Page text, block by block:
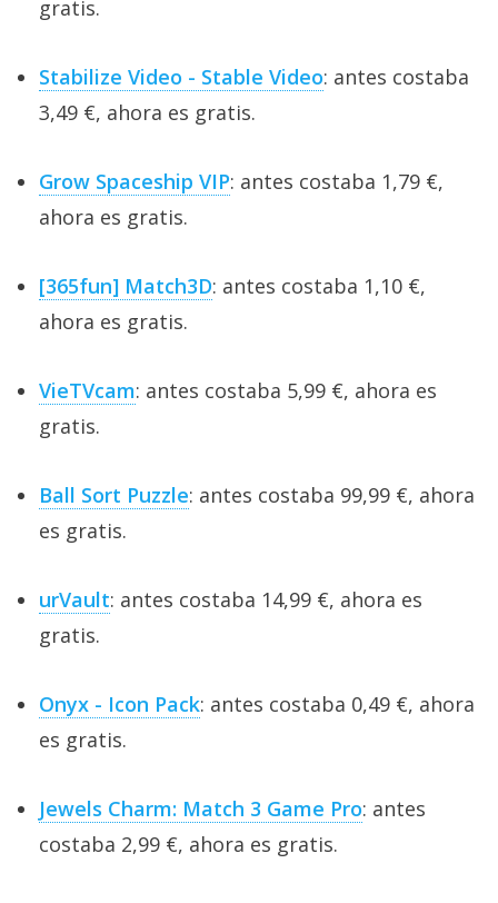
gratis.
Stabilize Video - Stable Video: antes costaba
3,49 €, ahora es gratis.
Grow Spaceship VIP: antes costaba 1,79 €,
ahora es gratis.
[365fun] Match3D: antes costaba 1,10 €,
ahora es gratis.
VieTVcam: antes costaba 5,99 €, ahora es
gratis.
Ball Sort Puzzle: antes costaba 99,99 €, ahora
es gratis.
urVault: antes costaba 14,99 €, ahora es
gratis.
Onyx - Icon Pack: antes costaba 0,49 €, ahora
es gratis.
Jewels Charm: Match 3 Game Pro: antes
costaba 2,99 €, ahora es gratis.